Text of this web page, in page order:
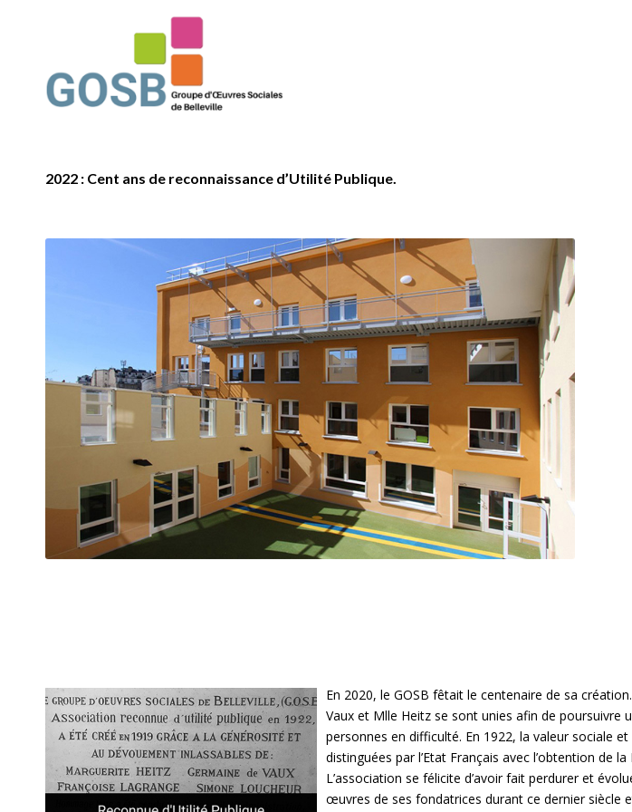
2022 : Cent ans de reconnaissance d’Utilité Publique.
En 2020, le GOSB fêtait le centenaire de sa
Vaux et Mlle Heitz se sont unies afin de
personnes en difficulté. En 1922, la valeur sociale
distinguées par l’Etat Français avec l’obtention de
L’association se félicite d’avoir fait perdurer et
œuvres de ses fondatrices durant ce dernier siècle